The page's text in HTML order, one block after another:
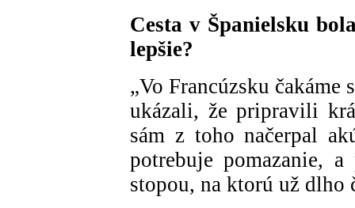
Cesta v Španielsku
lepšie?
„Vo Francúzsku
ukázali, že pripravili
sám z toho načerpal
potrebuje pomazanie,
stopou, na ktorú už dlho